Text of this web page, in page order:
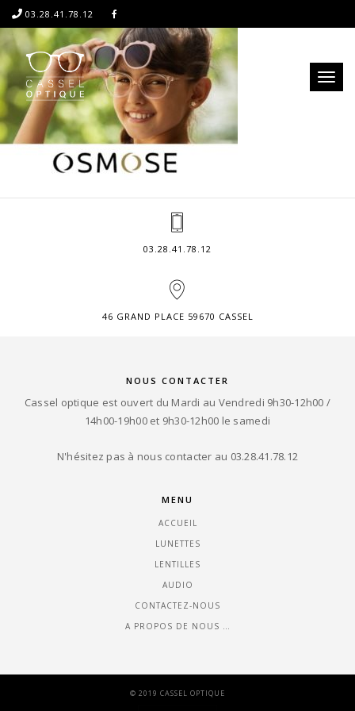
03.28.41.78.12
Toggle
03.28.41.78.12
46 GRAND PLACE 59670 CASSEL
NOUS CONTACTER
Cassel optique est ouvert du Mardi au Vendredi 9h30-12h00 /
14h00-19h00 et 9h30-12h00 le samedi
N'hésitez pas à nous contacter au 03.28.41.78.12
MENU
ACCUEIL
LUNETTES
LENTILLES
AUDIO
CONTACTEZ-NOUS
A PROPOS DE NOUS …
© 2019 CASSEL OPTIQUE